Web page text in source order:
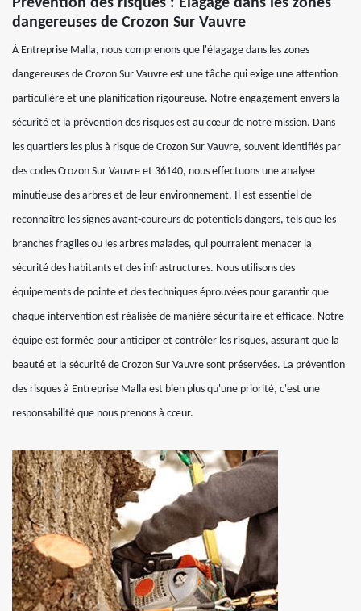
Prévention des risques : Élagage dans les zones
dangereuses de Crozon Sur Vauvre
À Entreprise Malla, nous comprenons que l'élagage dans les zones
dangereuses de Crozon Sur Vauvre est une tâche qui exige une attention
particulière et une planification rigoureuse. Notre engagement envers la
sécurité et la prévention des risques est au cœur de notre mission. Dans
les quartiers les plus à risque de Crozon Sur Vauvre, souvent identifiés par
des codes Crozon Sur Vauvre et 36140, nous effectuons une analyse
minutieuse des arbres et de leur environnement. Il est essentiel de
reconnaître les signes avant-coureurs de potentiels dangers, tels que les
branches fragiles ou les arbres malades, qui pourraient menacer la
sécurité des habitants et des infrastructures. Nous utilisons des
équipements de pointe et des techniques éprouvées pour garantir que
chaque intervention est réalisée de manière sécuritaire et efficace. Notre
équipe est formée pour anticiper et contrôler les risques, assurant que la
beauté et la sécurité de Crozon Sur Vauvre sont préservées. La prévention
des risques à Entreprise Malla est bien plus qu'une priorité, c'est une
responsabilité que nous prenons à cœur.